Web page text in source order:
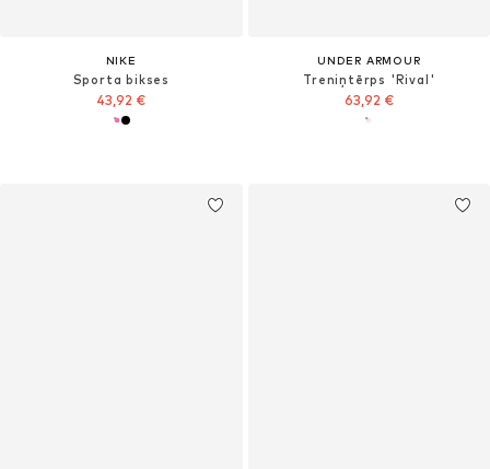
NIKE
Sporta bikses
43,92 €
UNDER ARMOUR
Treniņtērps 'Rival'
63,92 €